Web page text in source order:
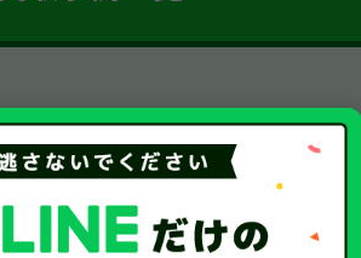
5ステップ！